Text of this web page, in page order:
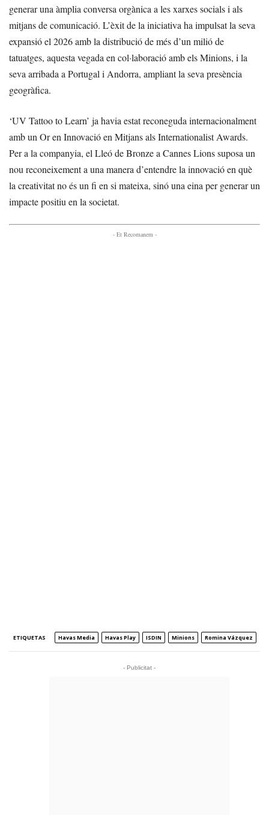
generar una àmplia conversa orgànica a les xarxes socials i als
mitjans de comunicació. L’èxit de la iniciativa ha impulsat la seva
expansió el 2026 amb la distribució de més d’un milió de
tatuatges, aquesta vegada en col·laboració amb els Minions, i la
seva arribada a Portugal i Andorra, ampliant la seva presència
geogràfica.
‘UV Tattoo to Learn’ ja havia estat reconeguda internacionalment
amb un Or en Innovació en Mitjans als Internationalist Awards.
Per a la companyia, el Lleó de Bronze a Cannes Lions suposa un
nou reconeixement a una manera d’entendre la innovació en què
la creativitat no és un fi en si mateixa, sinó una eina per generar un
impacte positiu en la societat.
- Et Recomanem -
ETIQUETAS Havas Media Havas Play ISDIN Minions Romina Vázquez
- Publicitat -